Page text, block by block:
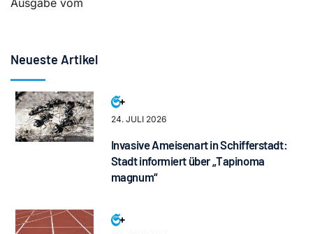
Neueste Artikel
24. JULI 2026
Invasive Ameisenart in Schifferstadt:
Stadt informiert über „Tapinoma
magnum“